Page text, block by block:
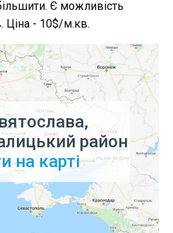
Є можливість
Ціна - 10$/м.кв.
район
на карті